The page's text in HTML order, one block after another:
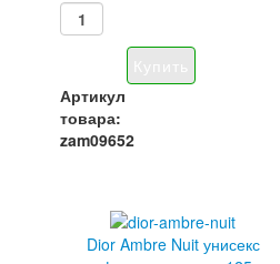
Артикул
товара:
zam09652
Dior Ambre Nuit унисекс